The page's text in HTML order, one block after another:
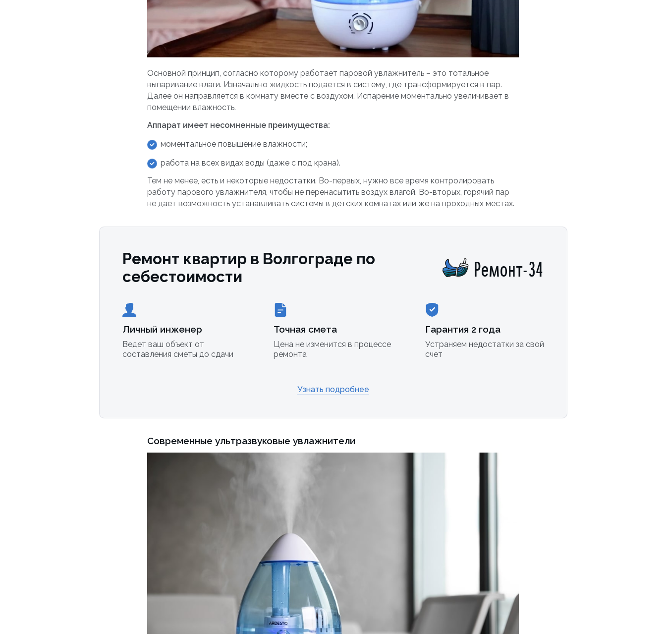
Основной принцип, согласно которому работает паровой увлажнитель – это тотальное
выпаривание влаги. Изначально жидкость подается в систему, где трансформируется в пар.
Далее он направляется в комнату вместе с воздухом. Испарение моментально увеличивает в
помещении влажность.
Аппарат имеет несомненные преимущества:
моментальное повышение влажности;
работа на всех видах воды (даже с под крана).
Тем не менее, есть и некоторые недостатки. Во-первых, нужно все время контролировать
работу парового увлажнителя, чтобы не перенасытить воздух влагой. Во-вторых, горячий пар
не дает возможность устанавливать системы в детских комнатах или же на проходных местах.
Ремонт квартир в Волгограде по
себестоимости
Ремонт-34
Личный инженер
Ведет ваш объект от
составления сметы до сдачи
Точная смета
Цена не изменится в процессе
ремонта
Гарантия 2 года
Устраняем недостатки за свой
счет
Узнать подробнее
Современные ультразвуковые увлажнители